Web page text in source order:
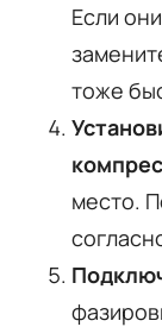
Если
тоже
место.